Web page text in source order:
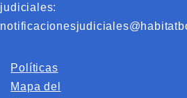
judiciales:
Políticas
Mapa del